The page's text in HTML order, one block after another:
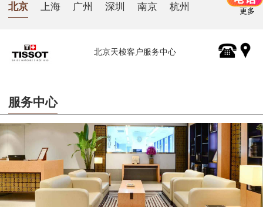
北京 上海 广州 深圳 南京 杭州 更多
北京天梭客户服务中心
服务中心